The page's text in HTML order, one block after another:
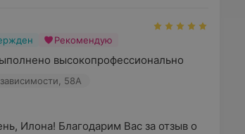
Рекомендую
высокопрофессионально
58А
Илона! Благодарим Вас за отзыв о